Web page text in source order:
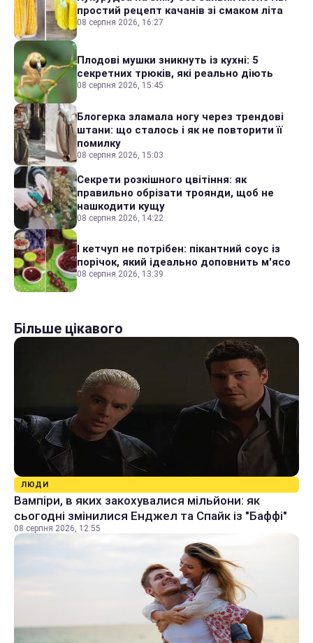
простий рецепт качанів зі смаком літа
08 серпня 2026, 16:27
Плодові мушки зникнуть із кухні: 5
секретних трюків, які реально діють
08 серпня 2026, 15:45
Блогерка зламала ногу через трендові
штани: що сталось і як не повторити її
помилку
08 серпня 2026, 15:03
Секрети розкішного цвітіння: як
правильно обрізати троянди, щоб не
нашкодити кущу
08 серпня 2026, 14:22
І кетчуп не потрібен: пікантний соус із
порічок, який ідеально доповнить м'ясо
08 серпня 2026, 13:39
Більше цікавого
ЛЮДИ
Вампіри, в яких закохувалися мільйони: як
сьогодні змінилися Енджел та Спайк із "Баффі"
08 серпня 2026, 12:55